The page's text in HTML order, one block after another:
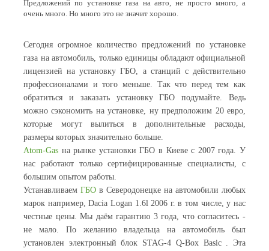
Предложений по установке газа на авто, не просто много, а
очень много. Но много это не значит хорошо.
Сегодня огромное количество предложений по установке
газа на автомобиль, только единицы обладают официальной
лицензией на установку ГБО, а станций с действительно
профессионалами и того меньше. Так что перед тем как
обратиться и заказать установку ГБО подумайте. Ведь
можно сэкономить на установке, ну предположим 20 евро,
которые могут вылиться в дополнительные расходы,
размеры которых значительно больше.
Atom-Gas на рынке установки ГБО в Киеве с 2007 года. У
нас работают только сертифицированные специалисты, с
большим опытом работы.
Устанавливаем ГБО в Северодонецке на автомобили любых
марок например, Dacia Logan 1.6l 2006 г. в том числе, у нас
честные цены. Мы даём гарантию 3 года, что согласитесь -
не мало. По желанию владельца на автомобиль был
установлен электронный блок STAG-4 Q-Box Basic . Эта